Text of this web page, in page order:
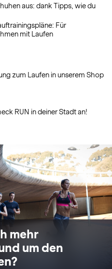
aus: dank Tipps, wie du
Für
mit Laufen
zum Laufen in unserem Shop
RUN in deiner Stadt an!
mehr
um den